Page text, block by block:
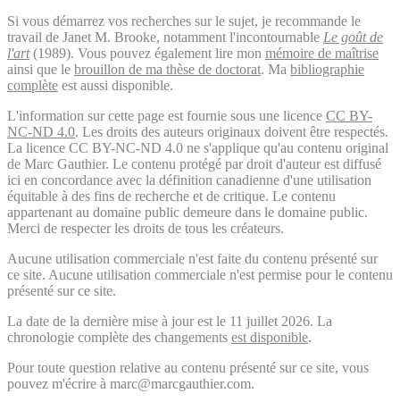
Si vous démarrez vos recherches sur le sujet, je recommande le
travail de Janet M. Brooke, notamment l'incontournable Le goût de
l'art(1989). Vous pouvez également lire mon mémoire de maîtrise
ainsi que le brouillon de ma thèse de doctorat. Ma bibliographie
complète est aussi disponible.
L'information sur cette page est fournie sous une licence CC BY-
NC-ND 4.0. Les droits des auteurs originaux doivent être respectés.
La licence CC BY-NC-ND 4.0 ne s'applique qu'au contenu original
de Marc Gauthier. Le contenu protégé par droit d'auteur est diffusé
ici en concordance avec la définition canadienne d'une utilisation
équitable à des fins de recherche et de critique. Le contenu
appartenant au domaine public demeure dans le domaine public.
Merci de respecter les droits de tous les créateurs.
Aucune utilisation commerciale n'est faite du contenu présenté sur
ce site. Aucune utilisation commerciale n'est permise pour le contenu
présenté sur ce site.
La date de la dernière mise à jour est le 11 juillet 2026. La
chronologie complète des changements est disponible.
Pour toute question relative au contenu présenté sur ce site, vous
pouvez m'écrire à marc@marcgauthier.com.